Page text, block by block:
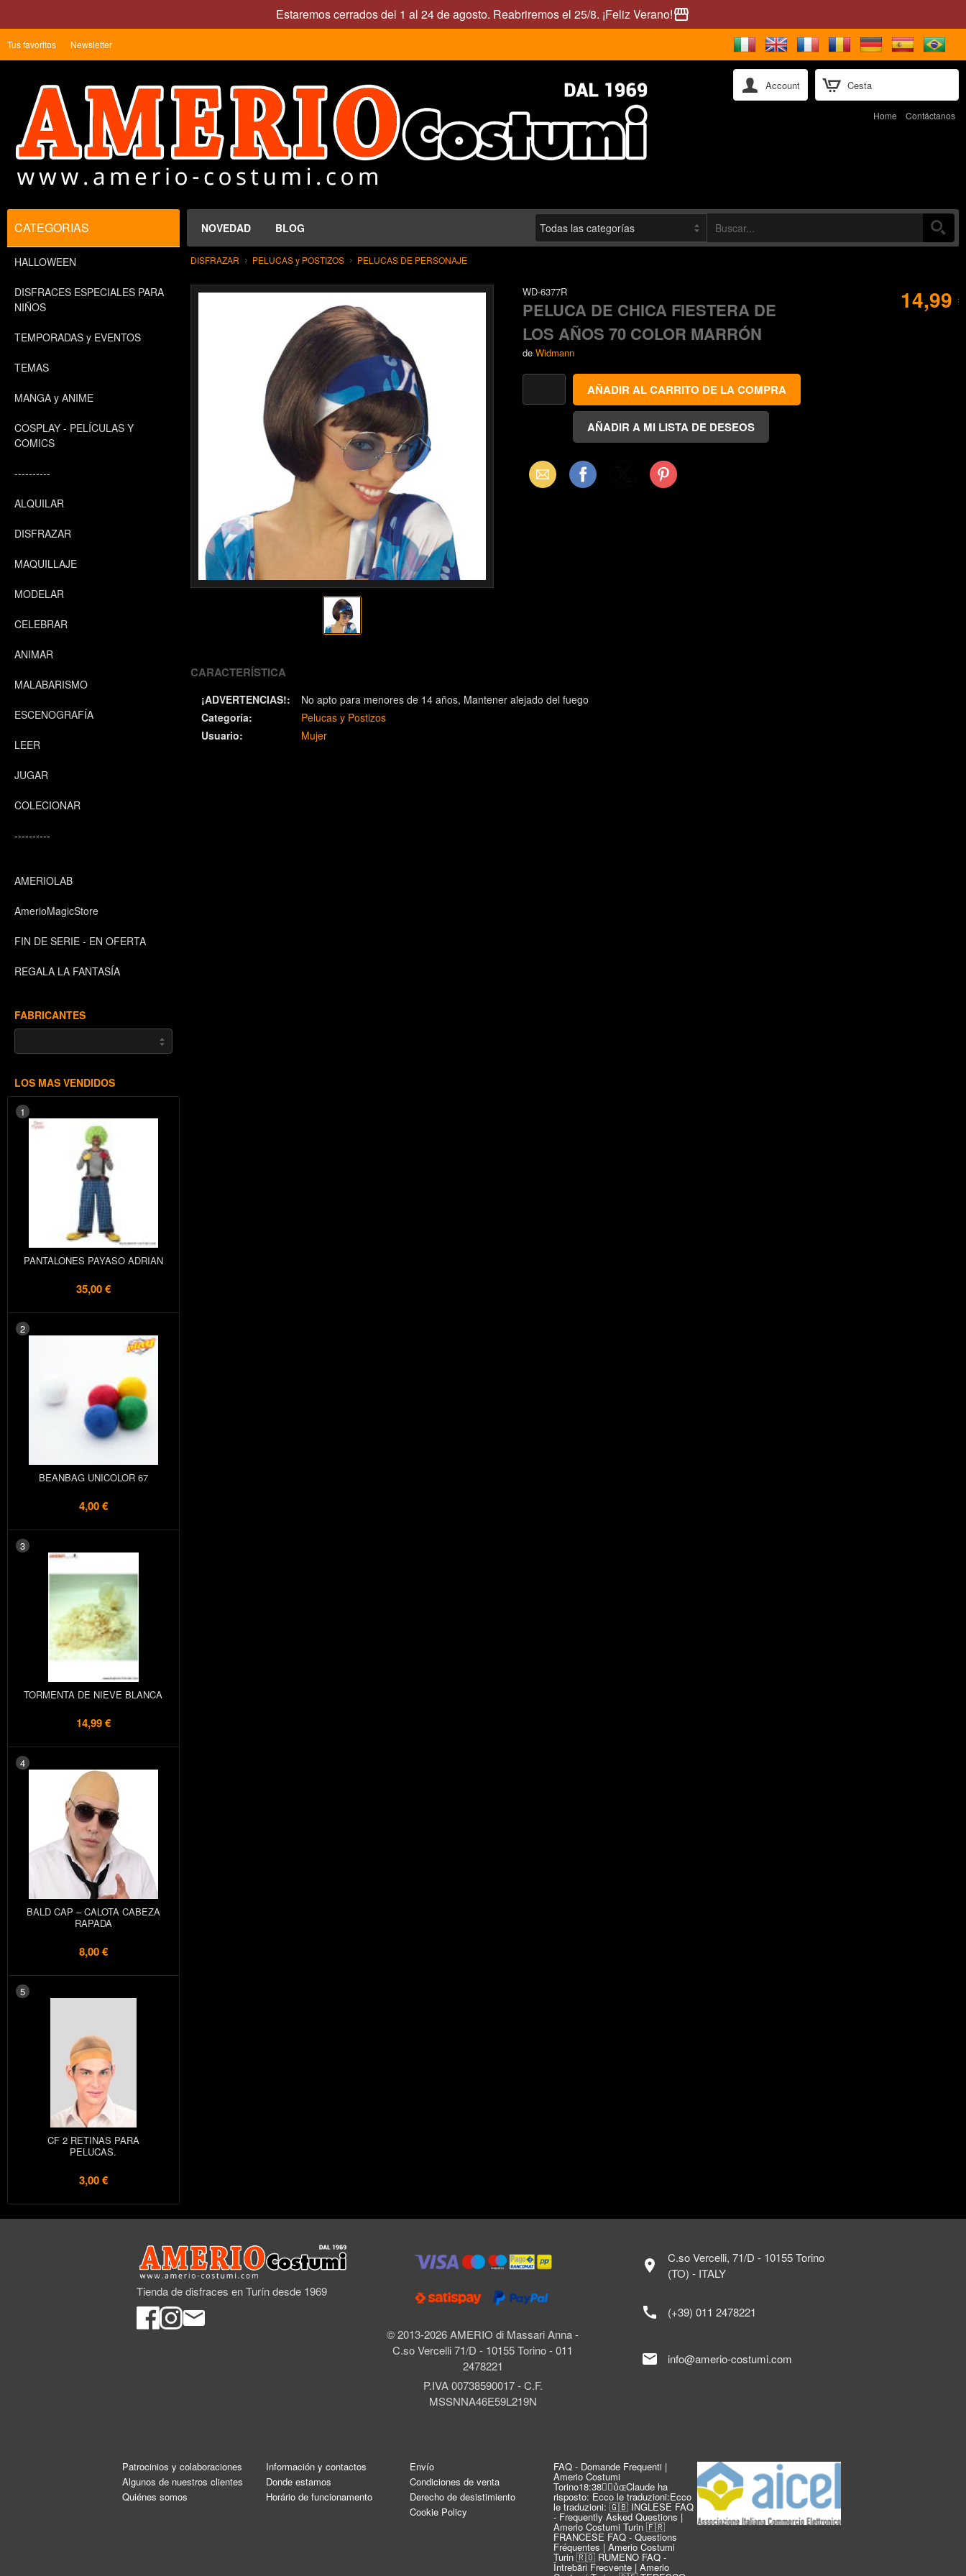
Estaremos cerrados del 1 al 24 de agosto. Reabriremos el 25/8. ¡Feliz Verano!storefront
Cesta
Tus favoritos Newsletter
Account
Home Contáctanos
NOVEDAD BLOG
CATEGORIAS
HALLOWEEN
DISFRACES ESPECIALES PARA
NIÑOS
TEMPORADAS y EVENTOS
TEMAS
MANGA y ANIME
COSPLAY - PELÍCULAS Y
COMICS
----------
ALQUILAR
DISFRAZAR
MAQUILLAJE
MODELAR
CELEBRAR
ANIMAR
MALABARISMO
ESCENOGRAFÍA
LEER
JUGAR
COLECIONAR
----------
AMERIOLAB
AmerioMagicStore
FIN DE SERIE - EN OFERTA
REGALA LA FANTASÍA
FABRICANTES
LOS MAS VENDIDOS
1
PANTALONES PAYASO ADRIAN
35,00 €
2
BEANBAG UNICOLOR 67
4,00 €
3
TORMENTA DE NIEVE BLANCA
14,99 €
4
BALD CAP – CALOTA CABEZA
RAPADA
8,00 €
5
CF 2 RETINAS PARA
PELUCAS.
3,00 €
DISFRAZAR PELUCAS y POSTIZOS PELUCAS DE PERSONAJE
WD-6377R
PELUCA DE CHICA FIESTERA DE
LOS AÑOS 70 COLOR MARRÓN
de Widmann
14,99
Email Facebook Pinterest
CARACTERÍSTICA
¡ADVERTENCIAS!: No apto para menores de 14 años Mantener alejado del fuego
Categoría:
Pelucas y Postizos
Usuario:
Mujer
Tienda de disfraces en Turín desde 1969
© 2013-2026 AMERIO di Massari Anna -
C.so Vercelli 71/D - 10155 Torino - 011
2478221
P.IVA 00738590017 - C.F.
MSSNNA46E59L219N
location_on
C.so Vercelli, 71/D - 10155 Torino
(TO) - ITALY
call (+39) 011 2478221
mail info@amerio-costumi.com
Patrocinios y colaboraciones
Algunos de nuestros clientes
Quiénes somos
Información y contactos
Donde estamos
Horário de funcionamento
Envío
Condiciones de venta
Derecho de desistimiento
Cookie Policy
FAQ - Domande Frequenti |
Amerio Costumi
Torino18:38Claude ha
risposto: Ecco le traduzioni:Ecco
le traduzioni: 🇬🇧 INGLESE FAQ
- Frequently Asked Questions |
Amerio Costumi Turin 🇫🇷
FRANCESE FAQ - Questions
Fréquentes | Amerio Costumi
Turin 🇷🇴 RUMENO FAQ -
Întrebări Frecvente | Amerio